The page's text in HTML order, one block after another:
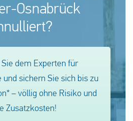
Osnabrück
dem Experten für
und sichern Sie sich bis zu
– völlig ohne Risiko und
Zusatzkosten!